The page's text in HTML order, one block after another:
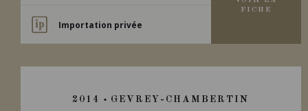
Importation privée
FICHE
2014 GEVREY-CHAMBERTIN